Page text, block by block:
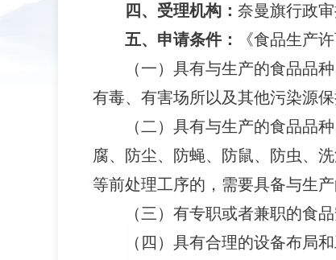
四、 受理机构 ： 奈曼旗行政
五、 申请条件 ：
《食品生产
（一）具有与生产的食品品
有毒、有害场所以及其他污染源保
（二）具有与生产的食品品
腐、防尘、防蝇、防鼠、防虫、
等前处理工序的，需要具备与生
（三）有专职或者兼职的食
（四）具有合理的设备布局